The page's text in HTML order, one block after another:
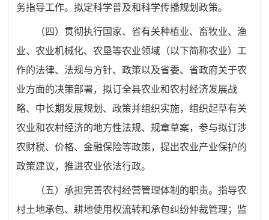
务指导工作。拟定科学普及和科学传播规划政策。
（四）贯彻执行国家、省有关种植业、畜牧业、渔
业、农业机械化、农垦等农业领域（以下简称农业）工
作的法律、法规与方针、政策以及省委、省政府关于农
业方面的决策部署，拟订全县农业和农村经济发展战
略、中长期发展规划、政策并组织实施，组织起草有关
农业和农村经济的地方性法规、规章草案，参与拟订涉
农财税、价格、金融保险等政策，提出农业产业保护的
政策建议，推进农业依法行政。
（五）承担完善农村经营管理体制的职责。指导农
村土地承包、耕地使用权流转和承包纠纷仲裁管理；监